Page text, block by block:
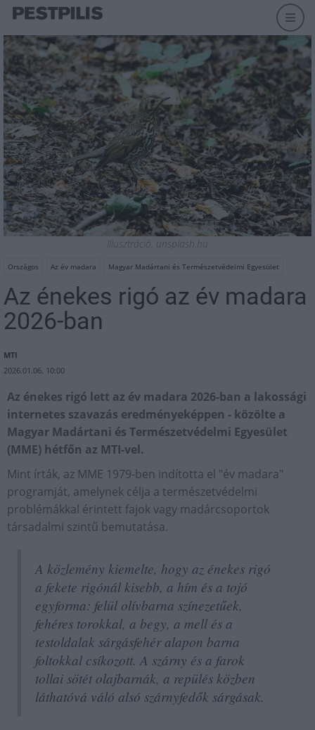
Illusztráció, unsplash.hu
Országos Az év madara Magyar Madártani és Természetvédelmi Egyesület
Az énekes rigó az év madara
2026-ban
MTI
2026.01.06. 10:00
Az énekes rigó lett az év madara 2026-ban a lakossági
internetes szavazás eredményeképpen - közölte a
Magyar Madártani és Természetvédelmi Egyesület
(MME) hétfőn az MTI-vel.
Mint írták, az MME 1979-ben indította el "év madara"
programját, amelynek célja a természetvédelmi
problémákkal érintett fajok vagy madárcsoportok
társadalmi szintű bemutatása.
A közlemény kiemelte, hogy az énekes rigó
a fekete rigónál kisebb, a hím és a tojó
egyforma: felül olívbarna színezetűek,
fehéres torokkal, a begy, a mell és a
testoldalak sárgásfehér alapon barna
foltokkal csíkozott. A szárny és a farok
tollai sötét olajbarnák, a repülés közben
láthatóvá váló alsó szárnyfedők sárgásak.